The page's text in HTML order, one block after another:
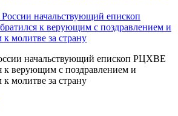
начальствующий епископ РЦХВЕ
к верующим с поздравлением и
молитве за страну